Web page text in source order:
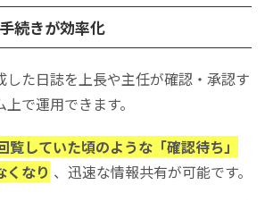
続きが効率化
した日誌を上長や主任が確認・承認す
で運用できます。
覧していた頃のような「確認待ち」
くなり 、迅速な情報共有が可能です。